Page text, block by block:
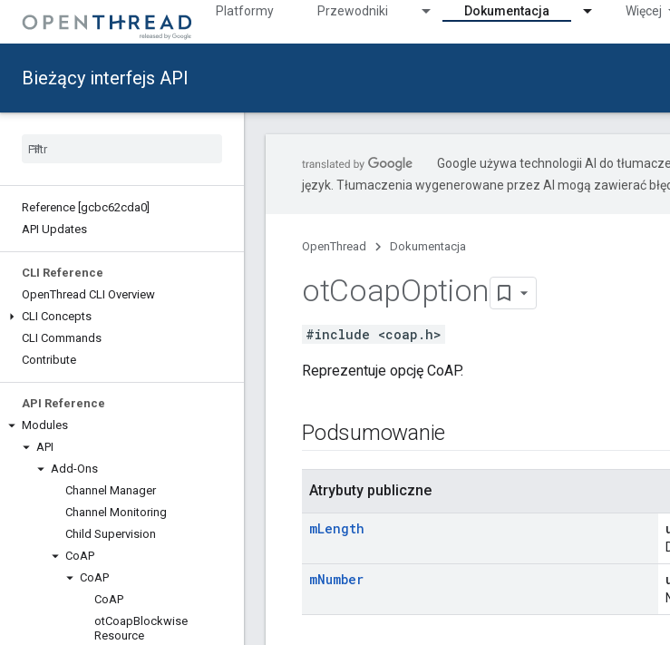
Platformy Przewodniki Dokumentacja Więcej
Bieżący interfejs API
Reference [gcbc62cda0]
API Updates
CLI Reference
OpenThread CLI Overview
CLI Concepts
CLI Commands
Contribute
API Reference
Modules
API
Add-Ons
Channel Manager
Channel Monitoring
Child Supervision
CoAP
CoAP
CoAP
otCoapBlockwise
Resource
Google używa technologii AI do
język. Tłumaczenia wygenerowane przez AI mogą zawierać
OpenThread Dokumentacja
otCoapOption
#include <coap.h>
Reprezentuje opcję CoAP.
Podsumowanie
Atrybuty publiczne
mLength
mNumber